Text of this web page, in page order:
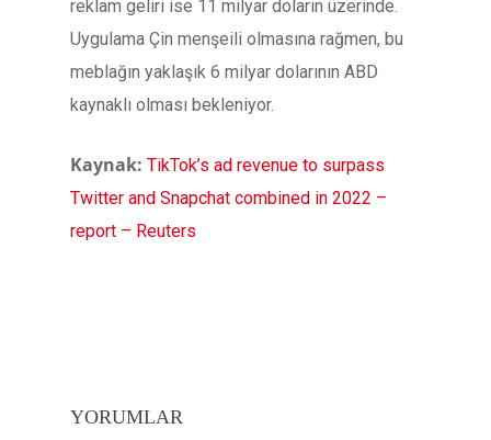
reklam geliri ise 11 milyar doların üzerinde.
Uygulama Çin menşeili olmasına rağmen, bu
meblağın yaklaşık 6 milyar dolarının ABD
kaynaklı olması bekleniyor.
Kaynak: TikTok’s ad revenue to surpass
Twitter and Snapchat combined in 2022 –
report – Reuters
YORUMLAR